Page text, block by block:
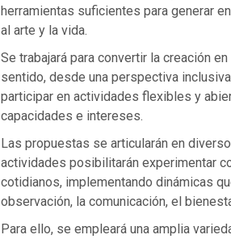
herramientas suficientes para generar
al arte y la vida.
Se trabajará para convertir la creación
sentido, desde una perspectiva
participar en actividades flexibles y
capacidades e intereses.
Las propuestas se articularán en
actividades posibilitarán experimentar
cotidianos, implementando dinámicas
observación, la comunicación, el
Para ello, se empleará una amplia